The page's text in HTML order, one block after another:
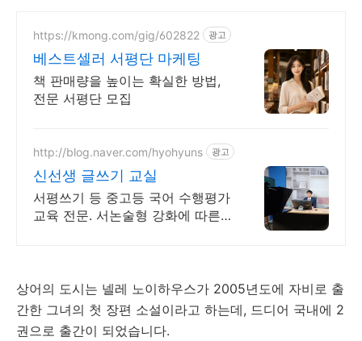
https://kmong.com/gig/602822 광고
베스트셀러 서평단 마케팅
책 판매량을 높이는 확실한 방법,
전문 서평단 모집
http://blog.naver.com/hyohyuns 광고
신선생 글쓰기 교실
서평쓰기 등 중고등 국어 수행평가
교육 전문. 서논술형 강화에 따른
상어의 도시는 넬레 노이하우스가 2005년도에 자비로 출
간한 그녀의 첫 장편 소설이라고 하는데, 드디어 국내에 2
권으로 출간이 되었습니다.